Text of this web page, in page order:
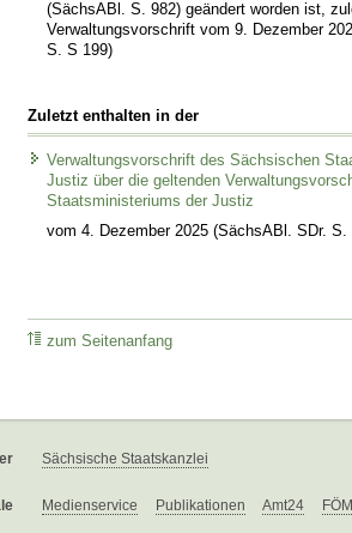
(SächsABl. S. 982) geändert worden ist,
Verwaltungsvorschrift vom 9. Dezember
S. S 199)
Zuletzt enthalten in der
Verwaltungsvorschrift des Sächsischen
Justiz über die geltenden
Staatsministeriums der Justiz
vom 4. Dezember 2025 (SächsABl. SDr. S.
zum Seitenanfang
Sächsische Staatskanzlei
Medienservice Publikationen Amt24